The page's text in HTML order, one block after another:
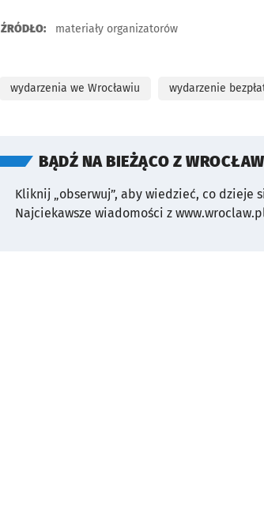
ŹRÓDŁO: materiały organizatorów
wydarzenia we Wrocławiu wydarzenie
BĄDŹ NA BIEŻĄCO Z
Kliknij „obserwuj”, aby wiedzieć, co dzieje
Najciekawsze wiadomości z